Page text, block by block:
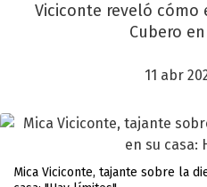
Viciconte reveló cómo
Cubero
11 abr
Mica Viciconte, tajante sobre la